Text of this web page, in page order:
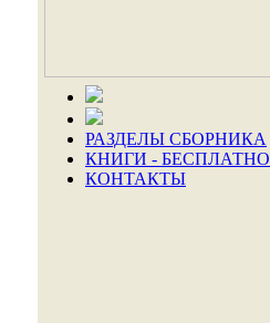
РАЗДЕЛЫ СБОРНИКА
КНИГИ - БЕСПЛАТНО
КОНТАКТЫ